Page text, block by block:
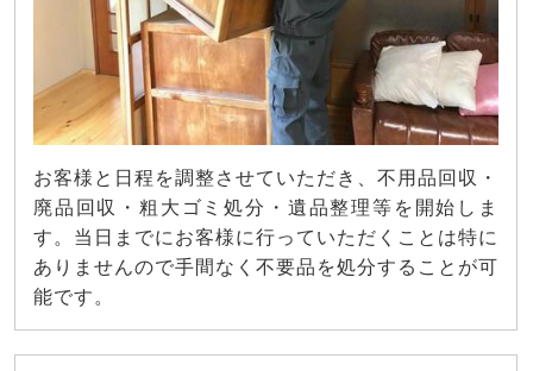
お客様と日程を調整させていただき、不用品回収・
廃品回収・粗大ゴミ処分・遺品整理等を開始しま
す。当日までにお客様に行っていただくことは特に
ありませんので手間なく不要品を処分することが可
能です。